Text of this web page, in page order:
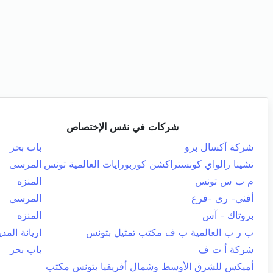
شركات في نفس الإختصاص
شركة أكسال برو
باب بحر
تشينا رالواي كونستراكشن كوربورايات العالمية تونس المرسى
م ب س تونس
المنزه
أفني- ري -فرع
المرسى
بروتاك - آس
المنزه
ب ر ب العالمية ب ف مكتب تمثيل بتونس
اريانة
شركة أ ت ف
باب بحر
أميكس للشرق الأوسط وشمال أفريقيا بتونس مكتب